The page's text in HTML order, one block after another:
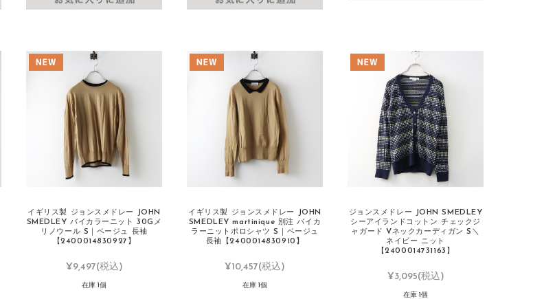
イギリス製 ジョンスメドレー JOHN
SMEDLEY バイカラーニット 30Gメ
リノウール S｜ベージュ 長袖
【2400014830927】
¥9,497(税込)
在庫 1個
イギリス製 ジョンスメドレー JOHN
SMEDLEY martinique 別注 バイカ
ラーニットポロシャツ S｜ベージュ
長袖【2400014830910】
¥10,457(税込)
在庫 1個
ジョンスメドレー JOHN SMEDLEY
シーアイランドコットン チェックジ
ャガード Vネックカーディガン S＼
ネイビー ニット
【2400014731163】
¥3,095(税込)
在庫 1個